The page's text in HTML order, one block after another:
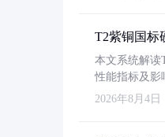
T2紫铜国标
本文系统解读
性能指标及影
2026年8月4日